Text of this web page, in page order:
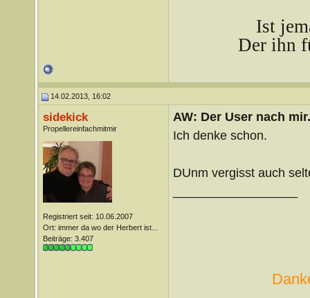
Ist
Der ihn
14.02.2013, 16:02
sidekick
Propellereinfachmitmir
Registriert seit: 10.06.2007
Ort: immer da wo der Herbert ist...
Beiträge: 3.407
AW: Der User nach
Ich denke schon.
DUnm vergisst auch